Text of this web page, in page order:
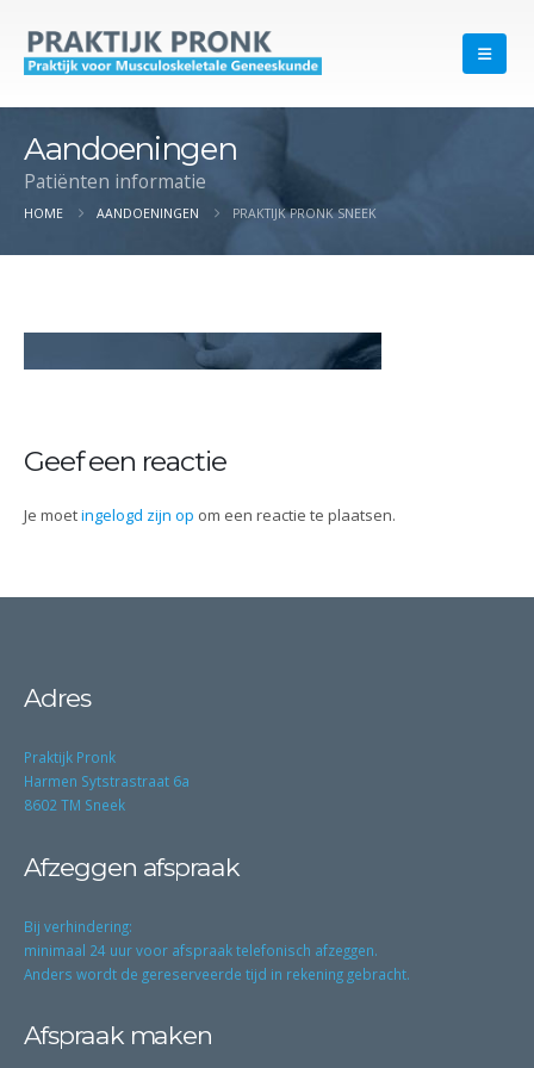
Aandoeningen
Patiënten informatie
HOME AANDOENINGEN PRAKTIJK PRONK SNEEK
Geef een reactie
Je moetingelogd zijn op om een reactie te plaatsen.
Adres
Praktijk Pronk
Harmen Sytstrastraat 6a
8602 TM Sneek
Afzeggen afspraak
Bij verhindering:
minimaal 24 uur voor afspraak telefonisch afzeggen.
Anders wordt de gereserveerde tijd in rekening gebracht.
Afspraak maken